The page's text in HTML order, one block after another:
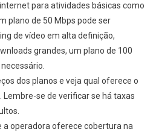
para atividades básicas como
plano de 50 Mbps pode ser
de vídeo em alta definição,
grandes, um plano de 100
dos planos e veja qual oferece o
se de verificar se há taxas
a operadora oferece cobertura na